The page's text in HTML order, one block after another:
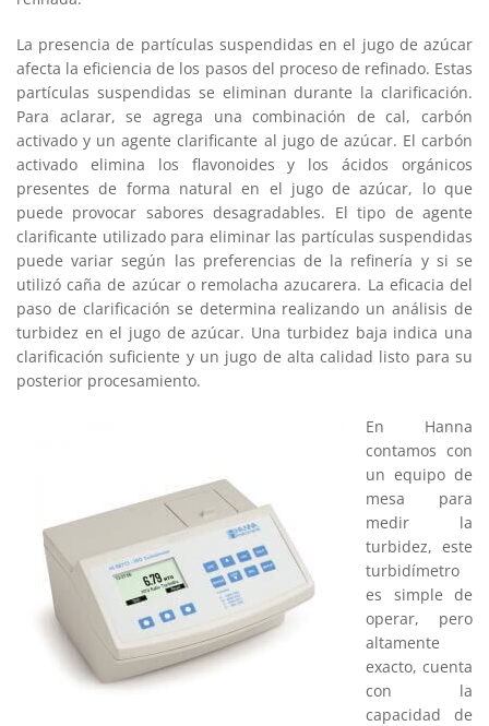
La presencia de partículas suspendidas en el jugo de azúcar
afecta la eficiencia de los pasos del proceso de refinado. Estas
partículas suspendidas se eliminan durante la clarificación.
Para aclarar, se agrega una combinación de cal, carbón
activado y un agente clarificante al jugo de azúcar. El carbón
activado elimina los flavonoides y los ácidos orgánicos
presentes de forma natural en el jugo de azúcar, lo que
puede provocar sabores desagradables. El tipo de agente
clarificante utilizado para eliminar las partículas suspendidas
puede variar según las preferencias de la refinería y si se
utilizó caña de azúcar o remolacha azucarera. La eficacia del
paso de clarificación se determina realizando un análisis de
turbidez en el jugo de azúcar. Una turbidez baja indica una
clarificación suficiente y un jugo de alta calidad listo para su
posterior procesamiento.
En Hanna
contamos con
un equipo de
mesa para
medir la
turbidez, este
turbidímetro
es simple de
operar, pero
altamente
exacto, cuenta
con la
capacidad de